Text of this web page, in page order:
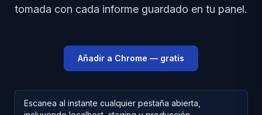
tomada con cada informe guardado en tu panel.
Añadir a Chrome — gratis
Escanea al instante cualquier pestaña abierta,